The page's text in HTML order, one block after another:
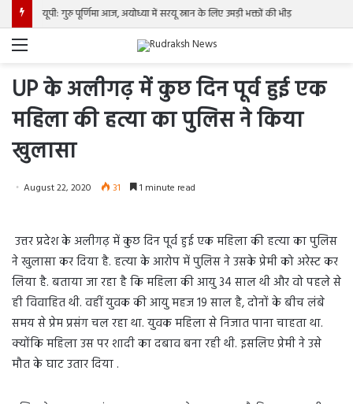
यूपी: गुरु पूर्णिमा आज, अयोध्या में सरयू स्नान के लिए उमड़ी भक्तों की भीड़
Menu
UP के अलीगढ़ में कुछ दिन पूर्व हुई एक
महिला की हत्या का पुलिस ने किया
खुलासा
August 22, 2020 31 1 minute read
उत्तर प्रदेश के अलीगढ़ में कुछ दिन पूर्व हुई एक महिला की हत्या का पुलिस
ने खुलासा कर दिया है. हत्या के आरोप में पुलिस ने उसके प्रेमी को अरेस्ट कर
लिया है. बताया जा रहा है कि महिला की आयु 34 साल थी और वो पहले से
ही विवाहित थी. वहीं युवक की आयु महज 19 साल है, दोनों के बीच लंबे
समय से प्रेम प्रसंग चल रहा था. युवक महिला से निजात पाना चाहता था.
क्योंकि महिला उस पर शादी का दबाव बना रही थी. इसलिए प्रेमी ने उसे
मौत के घाट उतार दिया .